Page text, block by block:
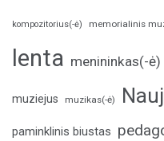
kompozitorius(-ė) memorialinis
lenta menininkas(-ė)
muziejus muzikas(-ė)
paminklinis biustas